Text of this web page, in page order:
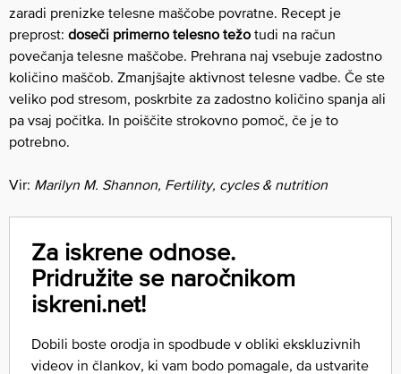
zaradi prenizke telesne maščobe povratne. Recept je
preprost: doseči primerno telesno težo tudi na račun
povečanja telesne maščobe. Prehrana naj vsebuje zadostno
količino maščob. Zmanjšajte aktivnost telesne vadbe. Če ste
veliko pod stresom, poskrbite za zadostno količino spanja ali
pa vsaj počitka. In poiščite strokovno pomoč, če je to
potrebno.
Vir: Marilyn M. Shannon, Fertility, cycles & nutrition
Za iskrene odnose.
Pridružite se naročnikom
iskreni.net!
Dobili boste orodja in spodbude v obliki ekskluzivnih
videov in člankov, ki vam bodo pomagale, da ustvarite